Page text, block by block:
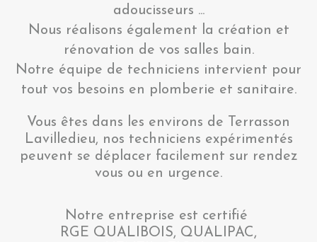
adoucisseurs ...
Nous réalisons également la création et
rénovation de vos salles bain.
Notre équipe de techniciens intervient pour
tout vos besoins en plomberie et sanitaire.
Vous êtes dans les environs de Terrasson
Lavilledieu, nos techniciens expérimentés
peuvent se déplacer facilement sur rendez
vous ou en urgence.
Notre entreprise est certifié
RGE QUALIBOIS, QUALIPAC,